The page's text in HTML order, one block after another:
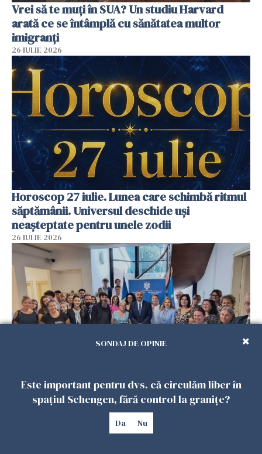
Vrei să te muți în SUA? Un studiu Harvard
arată ce se întâmplă cu sănătatea multor
imigranți
26 IULIE 2026
Horoscop 27 iulie. Lunea care schimbă ritmul
săptămânii. Universul deschide uși
neașteptate pentru unele zodii
26 IULIE 2026
Accidente, spitalizare sau alte urgențe?
Consulatul României la Roma promite
intervenții în doar 24 de ore
SONDAJ DE OPINIE
Este important pentru dvs. că circulăm liber în
spațiul Schengen, fără control la granițe?
Da Nu